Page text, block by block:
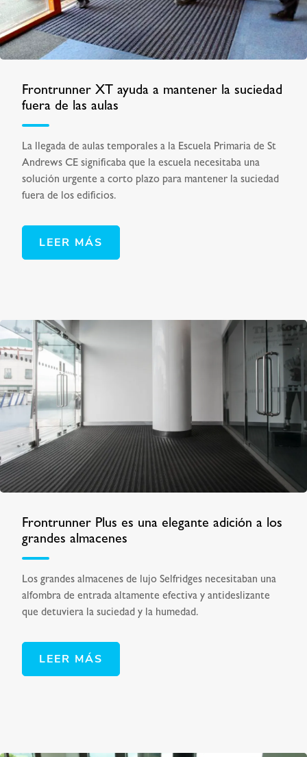
Frontrunner XT ayuda a mantener la suciedad
fuera de las aulas
La llegada de aulas temporales a la Escuela Primaria de St
Andrews CE significaba que la escuela necesitaba una
solución urgente a corto plazo para mantener la suciedad
fuera de los edificios.
LEER MÁS
Frontrunner Plus es una elegante adición a los
grandes almacenes
Los grandes almacenes de lujo Selfridges necesitaban una
alfombra de entrada altamente efectiva y antideslizante
que detuviera la suciedad y la humedad.
LEER MÁS